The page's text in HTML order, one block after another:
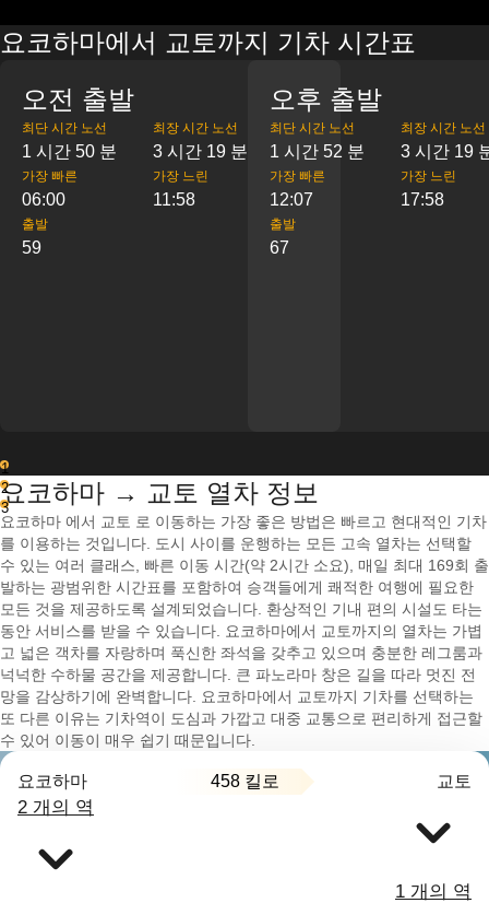
요코하마에서 교토까지 기차 시간표
오전 출발
최단 시간 노선
1 시간 50 분
최장 시간 노선
3 시간 19 분
가장 빠른
06:00
가장 느린
11:58
출발
59
오후 출발
최단 시간 노선
1 시간 52 분
최장 시간 노선
3 시간 19
가장 빠른
12:07
가장 느린
17:58
출발
67
1
2
3
요코하마 → 교토 열차 정보
요코하마 에서 교토 로 이동하는 가장 좋은 방법은 빠르고 현대적인 기차
를 이용하는 것입니다. 도시 사이를 운행하는 모든 고속 열차는 선택할
수 있는 여러 클래스, 빠른 이동 시간(약 2시간 소요), 매일 최대 169회 출
발하는 광범위한 시간표를 포함하여 승객들에게 쾌적한 여행에 필요한
모든 것을 제공하도록 설계되었습니다. 환상적인 기내 편의 시설도 타는
동안 서비스를 받을 수 있습니다. 요코하마에서 교토까지의 열차는 가볍
고 넓은 객차를 자랑하며 푹신한 좌석을 갖추고 있으며 충분한 레그룸과
넉넉한 수하물 공간을 제공합니다. 큰 파노라마 창은 길을 따라 멋진 전
망을 감상하기에 완벽합니다. 요코하마에서 교토까지 기차를 선택하는
또 다른 이유는 기차역이 도심과 가깝고 대중 교통으로 편리하게 접근할
수 있어 이동이 매우 쉽기 때문입니다.
요코하마 458 킬로 교토
2 개의 역
1 개의 역